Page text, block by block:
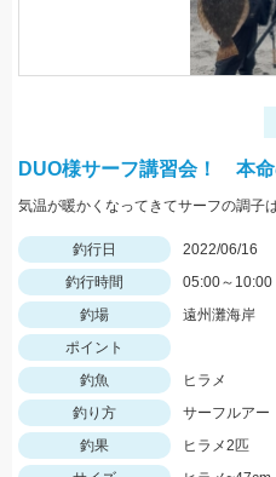
DUO様サーフ講習会！ 本命
気温が暖かくなってきてサーフの調子
釣行日
2022/06/16
釣行時間
05:00～10:00
釣場
遠州灘海岸
ポイント
釣魚
ヒラメ
釣り方
サーフルアー
釣果
ヒラメ2匹